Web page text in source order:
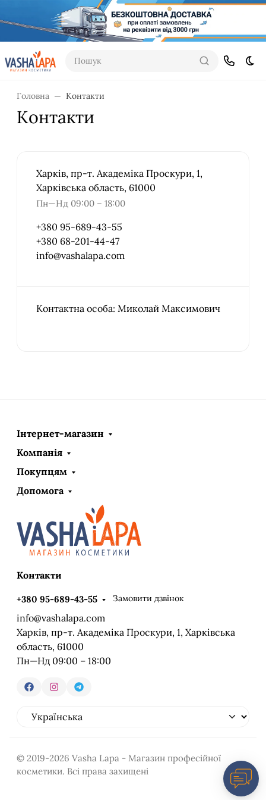
Пошук
Головна Контакти
Контакти
Харків, пр-т. Академіка Проскури, 1,
Харківська область, 61000
Пн—Нд 09:00 – 18:00
+380 95-689-43-55
+380 68-201-44-47
info@vashalapa.com
Контактна особа: Миколай Максимович
Інтернет-магазин
Компанія
Покупцям
Допомога
Контакти
+380 95-689-43-55 Замовити дзвінок
info@vashalapa.com
Харків, пр-т. Академіка Проскури, 1, Харківська
область, 61000
Пн—Нд 09:00 – 18:00
© 2019-2026 Vasha Lapa - Магазин професійної
косметики. Всі права захищені